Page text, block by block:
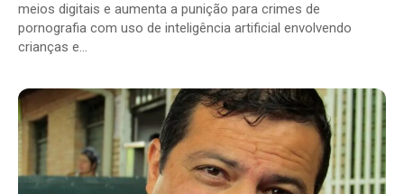
meios digitais e aumenta a punição para crimes de
pornografia com uso de inteligência artificial envolvendo
crianças e...